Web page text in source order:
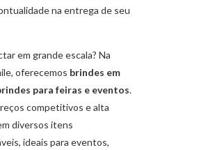
na entrega de seu
em grande escala? Na
oferecemos brindes em
para feiras e eventos.
competitivos e alta
diversos itens
ideais para eventos,